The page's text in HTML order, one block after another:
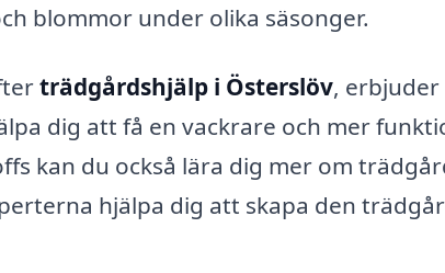
blommor under olika säsonger.
trädgårdshjälp i Österslöv, erbjuder
dig att få en vackrare och mer
kan du också lära dig mer om
hjälpa dig att skapa den